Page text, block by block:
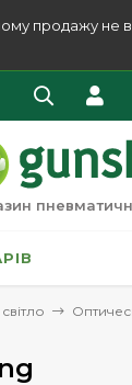
продажу не